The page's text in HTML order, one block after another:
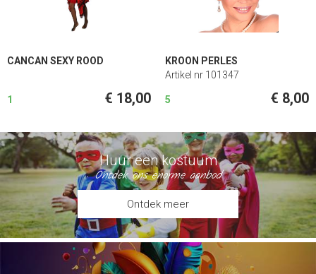
CANCAN SEXY ROOD
1 € 18,00
KROON PERLES
Artikel nr 101347
5 € 8,00
Huur een kostuum
Ontdek ons enorme aanbod
Ontdek meer